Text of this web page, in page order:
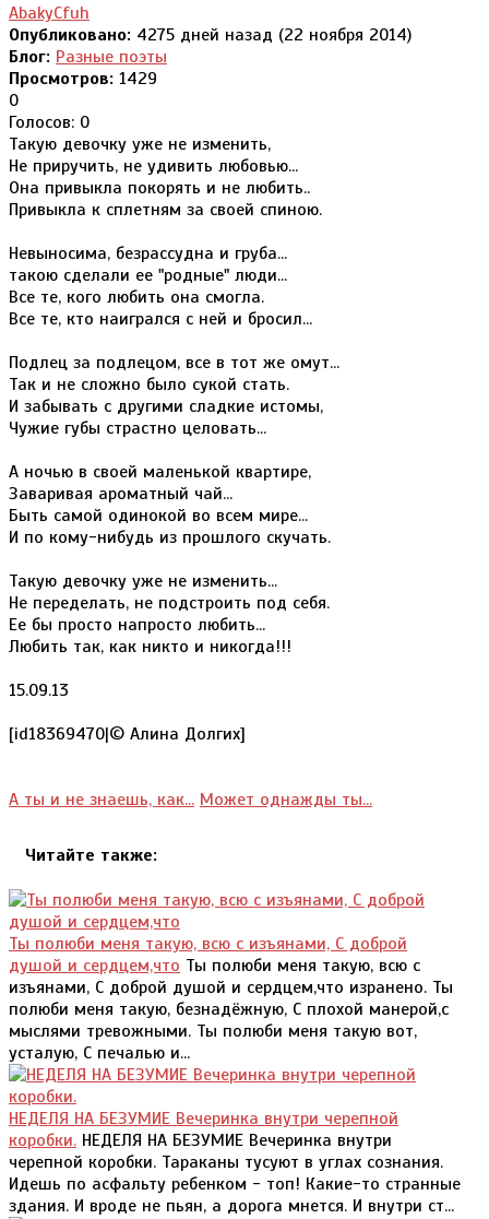
AbakyCfuh
Опубликовано: 4275 дней назад (22 ноября 2014)
Блог: Разные поэты
Просмотров: 1429
0
Голосов: 0
Такую девочку уже не изменить,
Не приручить, не удивить любовью...
Она привыкла покорять и не любить..
Привыкла к сплетням за своей спиною.
Невыносима, безрассудна и груба...
такою сделали ее "родные" люди...
Все те, кого любить она смогла.
Все те, кто наигрался с ней и бросил...
Подлец за подлецом, все в тот же омут...
Так и не сложно было сукой стать.
И забывать с другими сладкие истомы,
Чужие губы страстно целовать...
А ночью в своей маленькой квартире,
Заваривая ароматный чай...
Быть самой одинокой во всем мире...
И по кому-нибудь из прошлого скучать.
Такую девочку уже не изменить...
Не переделать, не подстроить под себя.
Ее бы просто напросто любить...
Любить так, как никто и никогда!!!
15.09.13
[id18369470|© Алина Долгих]
А ты и не знаешь, как... Может однажды ты...
Читайте также:
Ты полюби меня такую, всю с изъянами, С доброй
душой и сердцем,что Ты полюби меня такую, всю с
изъянами, С доброй душой и сердцем,что изранено. Ты
полюби меня такую, безнадёжную, С плохой манерой,с
мыслями тревожными. Ты полюби меня такую вот,
усталую, С печалью и...
НЕДЕЛЯ НА БЕЗУМИЕ Вечеринка внутри черепной
коробки. НЕДЕЛЯ НА БЕЗУМИЕ Вечеринка внутри
черепной коробки. Тараканы тусуют в углах сознания.
Идешь по асфальту ребенком - топ! Какие-то странные
здания. И вроде не пьян, а дорога мнется. И внутри ст...